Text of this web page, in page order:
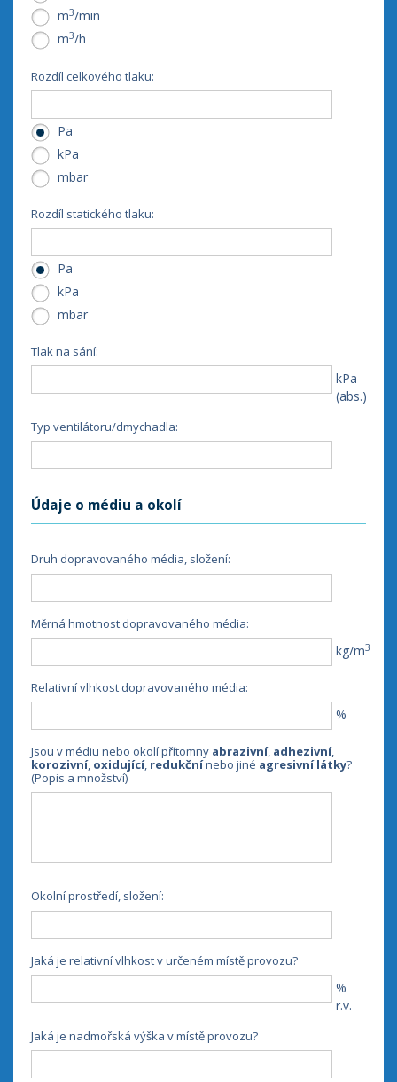
m3/min
m3/h
Rozdíl celkového tlaku:
Pa
kPa
mbar
Rozdíl statického tlaku:
Pa
kPa
mbar
Tlak na sání:
kPa
(abs.)
Typ ventilátoru/dmychadla:
Údaje o médiu a okolí
Druh dopravovaného média, složení:
Měrná hmotnost dopravovaného média:
kg/m3
Relativní vlhkost dopravovaného média:
%
Jsou v médiu nebo okolí přítomny abrazivní, adhezivní
korozivní, oxidující, redukční nebo jiné agresivní látky?
(Popis a množství)
Okolní prostředí, složení:
Jaká je relativní vlhkost v určeném místě provozu?
%
r.v.
Jaká je nadmořská výška v místě provozu?